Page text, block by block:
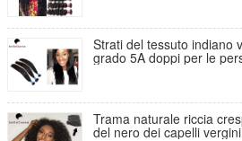
Strati del tessuto indiano
grado 5A doppi per le
Trama naturale riccia
del nero dei capelli